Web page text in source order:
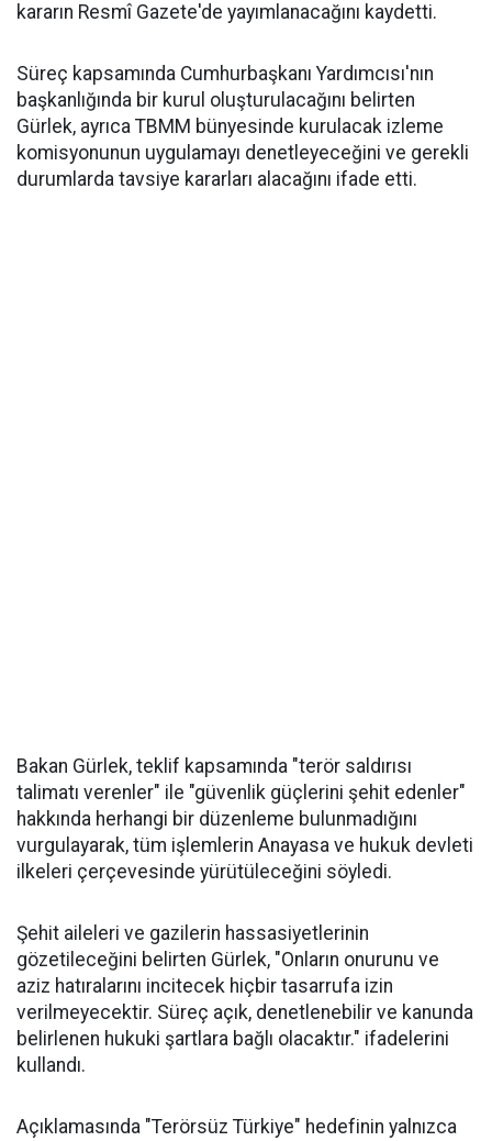
kararın Resmî Gazete'de yayımlanacağını kaydetti.
Süreç kapsamında Cumhurbaşkanı Yardımcısı'nın
başkanlığında bir kurul oluşturulacağını belirten
Gürlek, ayrıca TBMM bünyesinde kurulacak izleme
komisyonunun uygulamayı denetleyeceğini ve gerekli
durumlarda tavsiye kararları alacağını ifade etti.
Bakan Gürlek, teklif kapsamında "terör saldırısı
talimatı verenler" ile "güvenlik güçlerini şehit edenler"
hakkında herhangi bir düzenleme bulunmadığını
vurgulayarak, tüm işlemlerin Anayasa ve hukuk devleti
ilkeleri çerçevesinde yürütüleceğini söyledi.
Şehit aileleri ve gazilerin hassasiyetlerinin
gözetileceğini belirten Gürlek, "Onların onurunu ve
aziz hatıralarını incitecek hiçbir tasarrufa izin
verilmeyecektir. Süreç açık, denetlenebilir ve kanunda
belirlenen hukuki şartlara bağlı olacaktır." ifadelerini
kullandı.
Açıklamasında "Terörsüz Türkiye" hedefinin yalnızca